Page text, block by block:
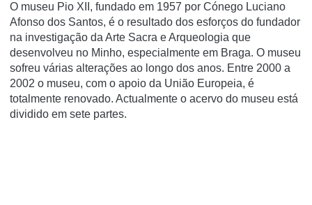
O museu Pio XII, fundado em 1957 por Cónego Luciano
Afonso dos Santos, é o resultado dos esforços do fundador
na investigação da Arte Sacra e Arqueologia que
desenvolveu no Minho, especialmente em Braga. O museu
sofreu várias alterações ao longo dos anos. Entre 2000 a
2002 o museu, com o apoio da União Europeia, é
totalmente renovado. Actualmente o acervo do museu está
dividido em sete partes.